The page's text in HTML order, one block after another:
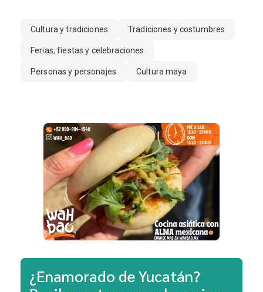
Cultura y tradiciones Tradiciones y costumbres
Ferias, fiestas y celebraciones
Personas y personajes Cultura maya
¿Enamorado de Yucatán?